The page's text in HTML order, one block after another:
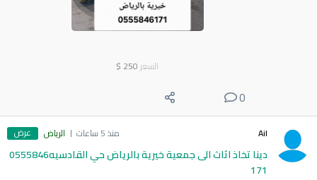
السعر 250
$
0
Ail منذ 5 ساعات الرياض عرض
دينا تخاذ اثاث الى جمعية خيرية بالرياض حي القادسيه0555846
171